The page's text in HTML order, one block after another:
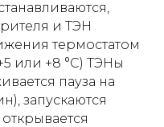
и ТЭН
термостатом
или +8 °С) ТЭНы
пауза на
запускаются